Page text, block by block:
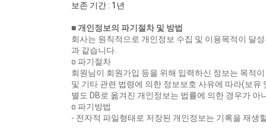
보존 기간 : 1년
■ 개인정보의 파기절차 및 방법
회사는 원칙적으로 개인정보 수집 및 이용목적이 달
과 같습니다.
ο 파기절차
회원님이 회원가입 등을 위해 입력하신 정보는 목적
및 기타 관련 법령에 의한 정보보호 사유에 따라(보
별도 DB로 옮겨진 개인정보는 법률에 의한 경우가
ο 파기방법
- 전자적 파일형태로 저장된 개인정보는 기록을 재생